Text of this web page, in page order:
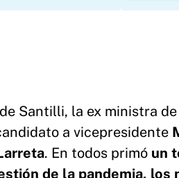
Santilli, la ex ministra
a vicepresidente
. En todos primó un
de la pandemia, los